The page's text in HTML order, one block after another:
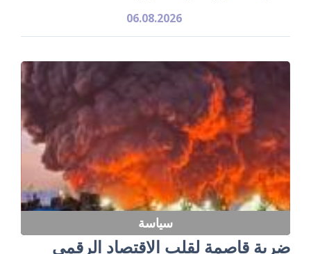
06.08.2026
سياسة
ضربة قاصمة لقلب الاقتصاد الرقمي